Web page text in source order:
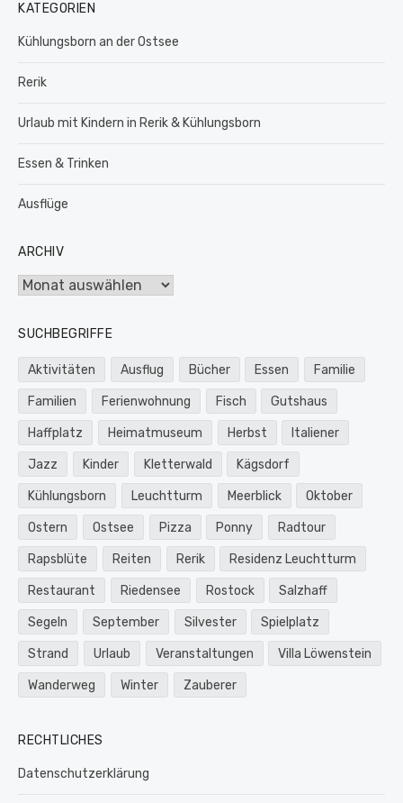
KATEGORIEN
Kühlungsborn an der Ostsee
Rerik
Urlaub mit Kindern in Rerik & Kühlungsborn
Essen & Trinken
Ausflüge
ARCHIV
Archiv
SUCHBEGRIFFE
Aktivitäten Ausflug Bücher Essen Familie
Familien Ferienwohnung Fisch Gutshaus
Haffplatz Heimatmuseum Herbst Italiener
Jazz Kinder Kletterwald Kägsdorf
Kühlungsborn Leuchtturm Meerblick Oktober
Ostern Ostsee Pizza Ponny Radtour
Rapsblüte Reiten Rerik Residenz Leuchtturm
Restaurant Riedensee Rostock Salzhaff
Segeln September Silvester Spielplatz
Strand Urlaub Veranstaltungen Villa Löwenstein
Wanderweg Winter Zauberer
RECHTLICHES
Datenschutzerklärung